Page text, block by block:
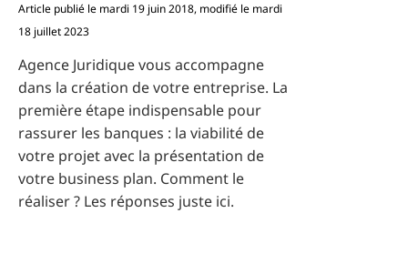
Article publié le mardi 19 juin 2018, modifié le mardi
18 juillet 2023
Agence Juridique vous accompagne
dans la création de votre entreprise. La
première étape indispensable pour
rassurer les banques : la viabilité de
votre projet avec la présentation de
votre business plan. Comment le
réaliser ? Les réponses juste ici.